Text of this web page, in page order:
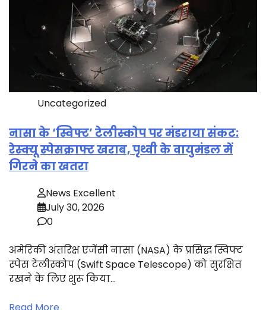
Uncategorized
नासा के ‘स्विफ्ट’ टेलीस्कोप पर मंडराया संकट:
रेस्क्यू स्पेसक्राफ्ट खराब, पृथ्वी के वायुमंडल में
गिरने का खतरा
News Excellent
July 30, 2026
0
अमेरिकी अंतरिक्ष एजेंसी नासा (NASA) के प्रसिद्ध स्विफ्ट
स्पेस टेलीस्कोप (Swift Space Telescope) को सुरक्षित
रखने के लिए शुरू किया…